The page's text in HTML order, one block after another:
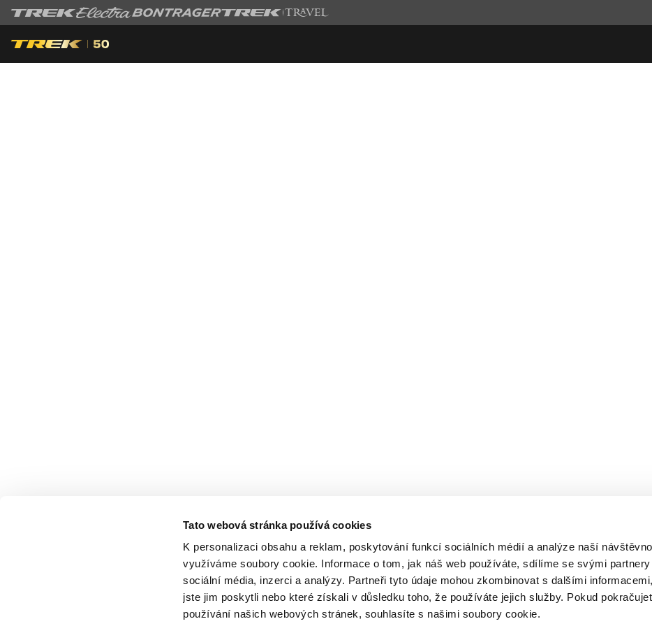
Tato webová stránka používá cookies
K personalizaci obsahu a reklam, poskytování funkcí sociálních médií a analýze naší
využíváme soubory cookie. Informace o tom, jak náš web používáte, sdílíme se svými partnery
sociální média, inzerci a analýzy. Partneři tyto údaje mohou zkombinovat s dalšími
jste jim poskytli nebo které získali v důsledku toho, že používáte jejich služby. Pokud
používání našich webových stránek, souhlasíte s našimi soubory cookie.